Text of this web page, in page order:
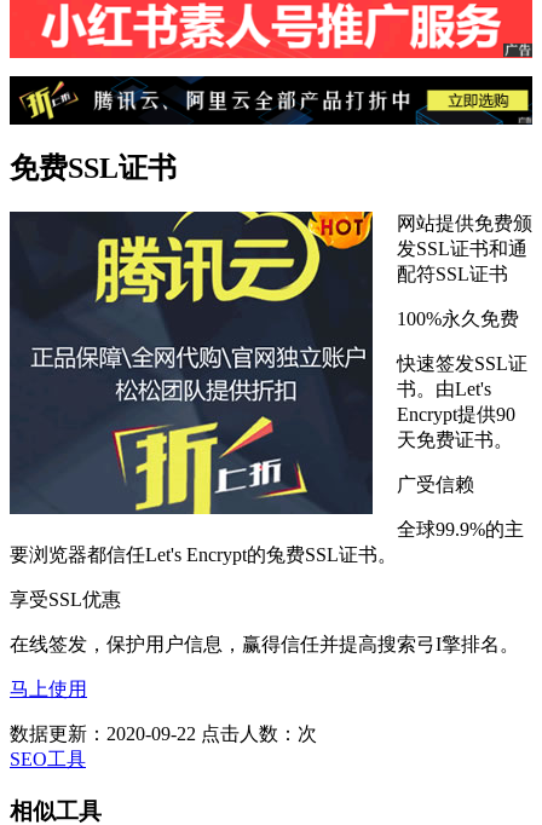
免费SSL证书
网站提供免费颁
发SSL证书和通
配符SSL证书
100%永久免费
快速签发SSL证
书。由Let's
Encrypt提供90
天免费证书。
广受信赖
全球99.9%的主
要浏览器都信任Let's Encrypt的兔费SSL证书。
享受SSL优惠
在线签发，保护用户信息，赢得信任并提高搜索弓I擎排名。
马上使用
数据更新：2020-09-22 点击人数： 次
SEO工具
相似工具